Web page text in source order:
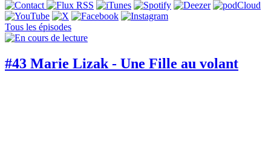
Tous les épisodes
#43 Marie Lizak - Une Fille au volant